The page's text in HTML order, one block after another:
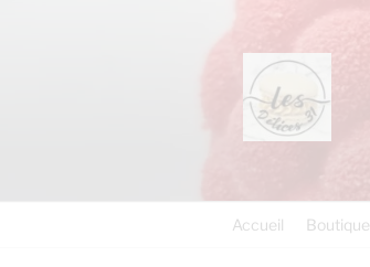
Accueil Boutique